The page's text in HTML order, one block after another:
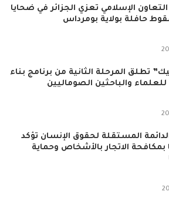
الإسلامي تعزي الجزائر في ضحايا
حافلة بولاية بومرداس
تطلق المرحلة الثانية من برنامج بناء
للعلماء والباحثين الصوماليين
المستقلة لحقوق الإنسان تؤكد
بمكافحة الاتجار بالأشخاص وحماية